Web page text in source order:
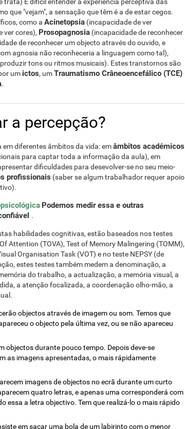
trata) É díficil entender a experiência perceptiva das
que "vejam", a sensação que têm é a de estar cegos.
como a Acinetopsia (incapacidade de ver
ver cores), Prosopagnosia (incapacidade de reconhecer
de reconhecer um objecto através do ouvido, e
agnosia não reconheceria a linguagem como tal),
tons ou ritmos musicais). Estes transtornos são
um ictos, umTraumatismo Crâneoencefálico (TCE)
.
a percepção?
diferentes âmbitos da vida: emâmbitos académicos
para captar toda a informação da aula), em
dificuldades para desevolver-se no seu meio-
profissionais (saber se algum trabalhador requer apoio
Podemos medir essa e outras
.
habilidades cognitivas, estão baseados nos testes
Attention (TOVA), Test of Memory Malingering (TOMM),
Organisation Task (VOT) e no teste NEPSY (de
estes testes também medem a denominação, a
do trabalho, a actualização, a memória visual, a
a atenção focalizada, a coordenação olho-mão, a
objectos através de imagem ou som. Temos que
o objecto pela última vez, ou se não apareceu
objectos durante pouco tempo. Depois deve-se
as imagens apresentadas, o mais rápidamente
imagens de objectos no ecrã durante um curto
quatro letras, e apenas uma corresponderá com
essa a letra objectivo. Tem que realizá-lo o mais rápido
em sacar uma bola de um labirinto com o menor